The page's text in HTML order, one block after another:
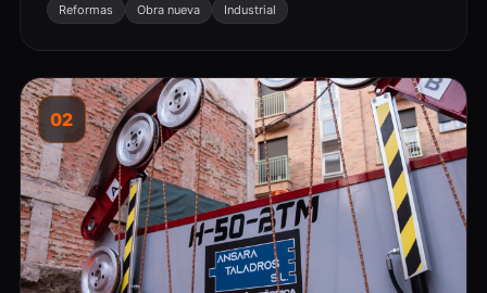
Reformas Obra nueva Industrial
02